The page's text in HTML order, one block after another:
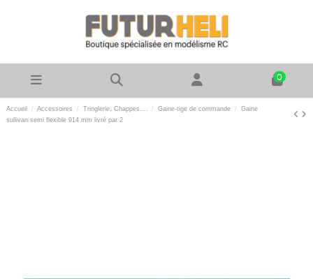
0
Accueil Accessoires Tringlerie, Chappes.... Gaine-tige de commande
Gaine
sullivan semi flexible 914 mm livré par 2